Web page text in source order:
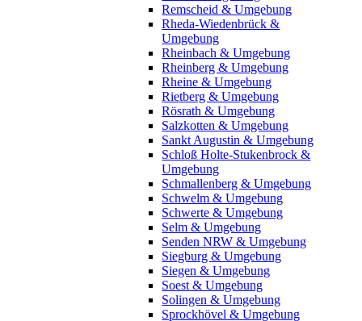
Remscheid & Umgebung
Rheda-Wiedenbrück &
Umgebung
Rheinbach & Umgebung
Rheinberg & Umgebung
Rheine & Umgebung
Rietberg & Umgebung
Rösrath & Umgebung
Salzkotten & Umgebung
Sankt Augustin & Umgebung
Schloß Holte-Stukenbrock &
Umgebung
Schmallenberg & Umgebung
Schwelm & Umgebung
Schwerte & Umgebung
Selm & Umgebung
Senden NRW & Umgebung
Siegburg & Umgebung
Siegen & Umgebung
Soest & Umgebung
Solingen & Umgebung
Sprockhövel & Umgebung